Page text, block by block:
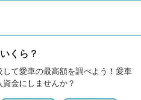
くら？
て愛車の最高額を調べよう！愛車
金にしませんか？